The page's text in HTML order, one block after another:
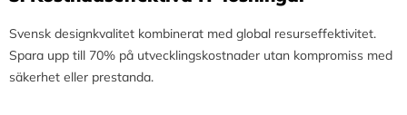
Svensk designkvalitet kombinerat med global resurseffektivitet.
Spara upp till 70% på utvecklingskostnader utan kompromiss med
säkerhet eller prestanda.